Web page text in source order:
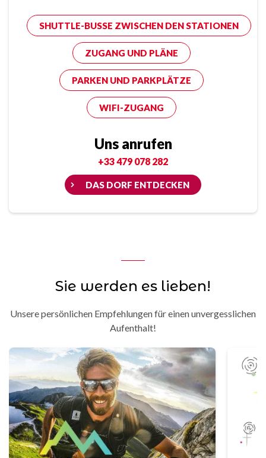
SHUTTLE-BUSSE ZWISCHEN DEN STATIONEN
ZUGANG UND PLÄNE
PARKEN UND PARKPLÄTZE
WIFI-ZUGANG
Uns anrufen
+33 479 078 282
DAS DORF ENTDECKEN
Sie werden es lieben!
Unsere persönlichen Empfehlungen für einen unvergesslichen
Aufenthalt!